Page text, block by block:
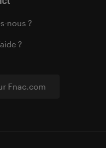
Fnac.com
nous ?
?